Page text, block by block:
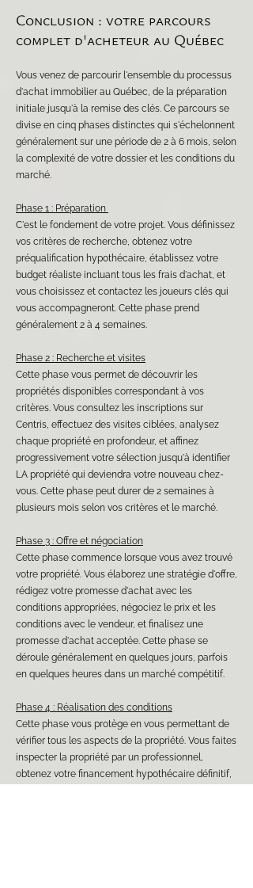
Conclusion : votre parcours
complet d'acheteur au Québec
Vous venez de parcourir l'ensemble du processus
d'achat immobilier au Québec, de la préparation
initiale jusqu'à la remise des clés. Ce parcours se
divise en cinq phases distinctes qui s'échelonnent
généralement sur une période de 2 à 6 mois, selon
la complexité de votre dossier et les conditions du
marché.
Phase 1 : Préparation
C'est le fondement de votre projet. Vous définissez
vos critères de recherche, obtenez votre
préqualification hypothécaire, établissez votre
budget réaliste incluant tous les frais d'achat, et
vous choisissez et contactez les joueurs clés qui
vous accompagneront. Cette phase prend
généralement 2 à 4 semaines.
Phase 2 : Recherche et visites
Cette phase vous permet de découvrir les
propriétés disponibles correspondant à vos
critères. Vous consultez les inscriptions sur
Centris, effectuez des visites ciblées, analysez
chaque propriété en profondeur, et affinez
progressivement votre sélection jusqu'à identifier
LA propriété qui deviendra votre nouveau chez-
vous. Cette phase peut durer de 2 semaines à
plusieurs mois selon vos critères et le marché.
Phase 3 : Offre et négociation
Cette phase commence lorsque vous avez trouvé
votre propriété. Vous élaborez une stratégie d'offre,
rédigez votre promesse d'achat avec les
conditions appropriées, négociez le prix et les
conditions avec le vendeur, et finalisez une
promesse d'achat acceptée. Cette phase se
déroule généralement en quelques jours, parfois
en quelques heures dans un marché compétitif.
Phase 4 : Réalisation des conditions
Cette phase vous protège en vous permettant de
vérifier tous les aspects de la propriété. Vous faites
inspecter la propriété par un professionnel,
obtenez votre financement hypothécaire définitif,